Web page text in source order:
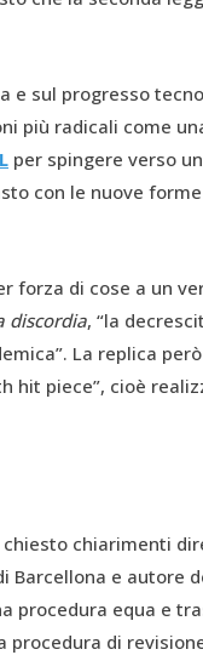
e sul progresso
più radicali come
per spingere verso
con le nuove
forza di cose a un
discordia, “la
La replica
hit piece”, cioè
chiesto chiarimenti
Barcellona e autore
procedura equa e
di